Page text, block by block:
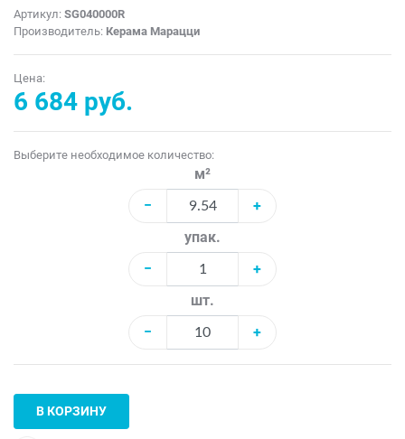
Артикул: SG040000R
Производитель: Керама Марацци
Цена:
6 684 руб.
Выберите необходимое количество:
м²
−
+
упак.
−
+
шт.
−
+
В КОРЗИНУ